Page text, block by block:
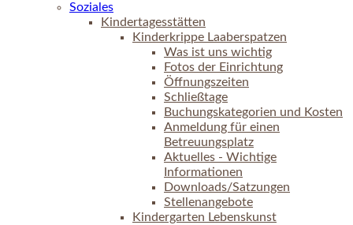
Soziales
Kindertagesstätten
Kinderkrippe Laaberspatzen
Was ist uns wichtig
Fotos der Einrichtung
Öffnungszeiten
Schließtage
Buchungskategorien und Kosten
Anmeldung für einen
Betreuungsplatz
Aktuelles - Wichtige
Informationen
Downloads/Satzungen
Stellenangebote
Kindergarten Lebenskunst